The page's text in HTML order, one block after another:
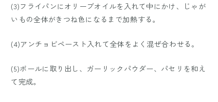
(3)フライパンにオリーブオイルを入れて中にかけ、じゃが
いもの全体がきつね色になるまで加熱する。
(4)アンチョビペースト入れて全体をよく混ぜ合わせる。
(5)ボールに取り出し、ガーリックパウダー、パセリを和え
て完成。